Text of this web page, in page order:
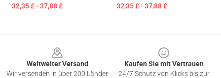
32,35 £ - 37,88 £ 32,35 £ - 37,88 £
Weltweiter Versand
Wir versenden in über 200 Länder
Kaufen Sie mit Vertrauen
24/7 Schutz von Klicks bis zur